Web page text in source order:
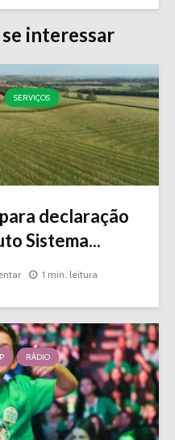
interessar
SERVIÇOS
declaração
Sistema...
1 min. leitura
RÁDIO